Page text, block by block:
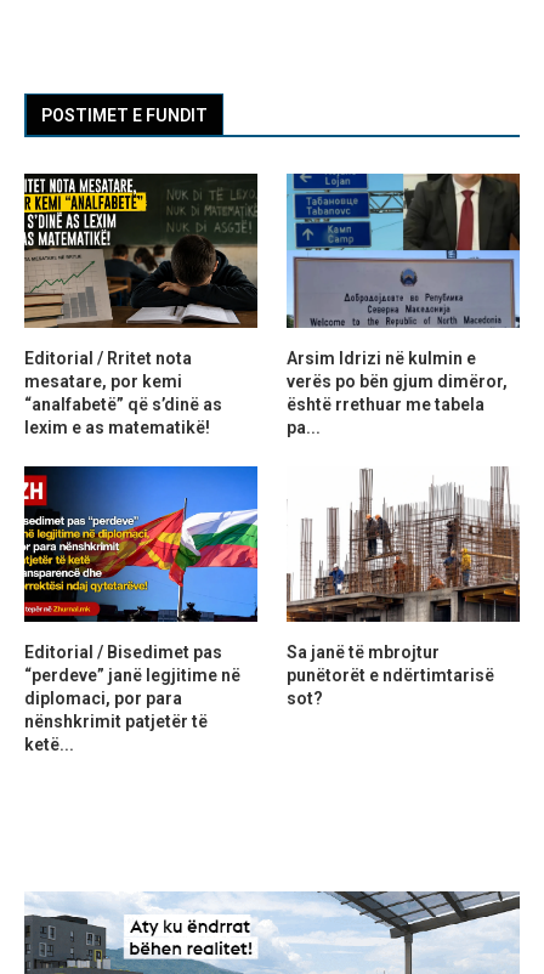
POSTIMET E FUNDIT
Editorial / Rritet nota
mesatare, por kemi
“analfabetë” që s’dinë as
lexim e as matematikë!
Arsim Idrizi në kulmin e
verës po bën gjum dimëror,
është rrethuar me tabela
pa...
Editorial / Bisedimet pas
“perdeve” janë legjitime në
diplomaci, por para
nënshkrimit patjetër të
ketë...
Sa janë të mbrojtur
punëtorët e ndërtimtarisë
sot?